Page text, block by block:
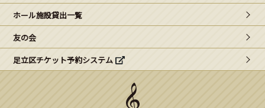
こどもみーてぃんぐ
Gがくえん
ブランドからのお知らせ
ホール施設貸出一覧
友の会
足立区チケット予約システム